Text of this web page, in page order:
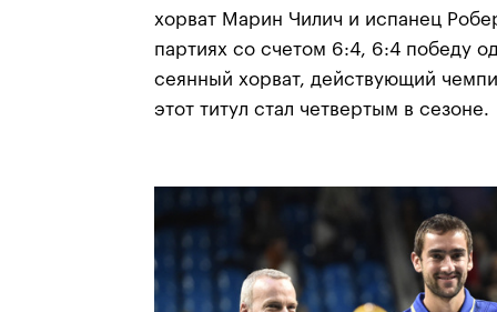
хорват Марин Чилич и испанец
партиях со счетом 6:4, 6:4 победу
сеянный хорват, действующий
этот титул стал четвертым в сезоне.